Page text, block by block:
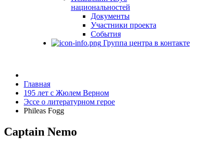
национальностей
Документы
Участники проекта
События
Группа центра в контакте
Главная
195 лет с Жюлем Верном
Эссе о литературном герое
Phileas Fogg
Captain Nemo